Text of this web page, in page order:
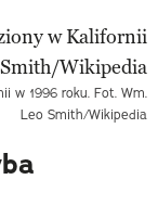
w 1996 roku. Fot. Wm.
Leo Smith/Wikipedia